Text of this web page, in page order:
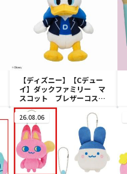
【ディズニー】【Cデュー
イ】ダックファミリー マ
スコット ブレザーコスチ
ューム
26.08.06